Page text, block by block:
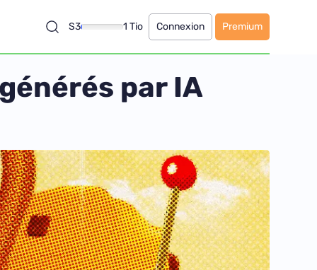
S3 1 Tio Connexion Premium
par IA